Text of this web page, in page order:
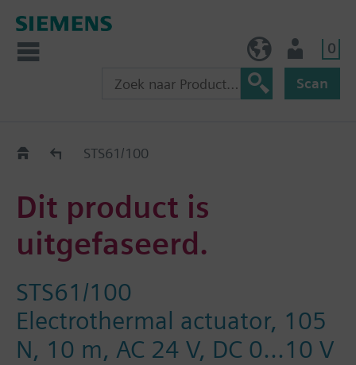
0
Scan
Old2NewSTS61/100
Dit product is
uitgefaseerd.
STS61/100
Electrothermal actuator, 105
N, 10 m, AC 24 V, DC 0...10 V